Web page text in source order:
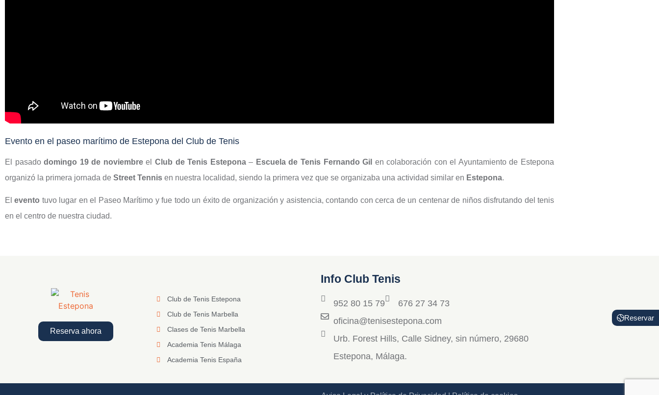
Evento en el paseo marítimo de Estepona del Club de Tenis
El pasadodomingo 19 de noviembreel Club de Tenis Estepona– Escuela de Tenis Fernando Gil en colaboración con el Ayuntamiento de Estepona
organizó la primera jornada de Street Tennis en nuestra localidad, siendo la primera vez que se organizaba una actividad similar en Estepona.
Elevento tuvo lugar en el Paseo Marítimo y fue todo un éxito de organización y asistencia, contando con cerca de un centenar de niños disfrutando del tenis
en el centro de nuestra ciudad.
Reserva ahora
Reservar
Club de Tenis Estepona
Club de Tenis Marbella
Clases de Tenis Marbella
Academia Tenis Málaga
Academia Tenis España
Info Club Tenis
952 80 15 79
676 27 34 73
oficina@tenisestepona.com
Urb. Forest Hills, Calle Sidney, sin número, 29680
Estepona, Málaga.